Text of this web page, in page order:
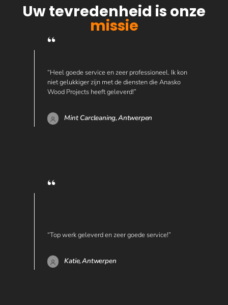
Uw tevredenheid is onze
missie
“Heel goede service en zeer professioneel. Ik kon
niet gelukkiger zijn met de diensten die Anasko
Wood Projects heeft geleverd!”
Mint Carcleaning,Antwerpen
“Top werk geleverd en zeer goede service!”
Katie,Antwerpen